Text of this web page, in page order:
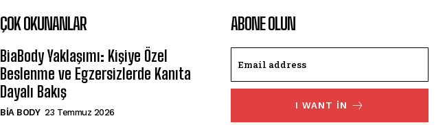
ÇOK OKUNANLAR
BiaBody Yaklaşımı: Kişiye Özel
Beslenme ve Egzersizlerde Kanıta
Dayalı Bakış
BIA BODY 23 Temmuz 2026
ABONE OLUN
I WANT IN